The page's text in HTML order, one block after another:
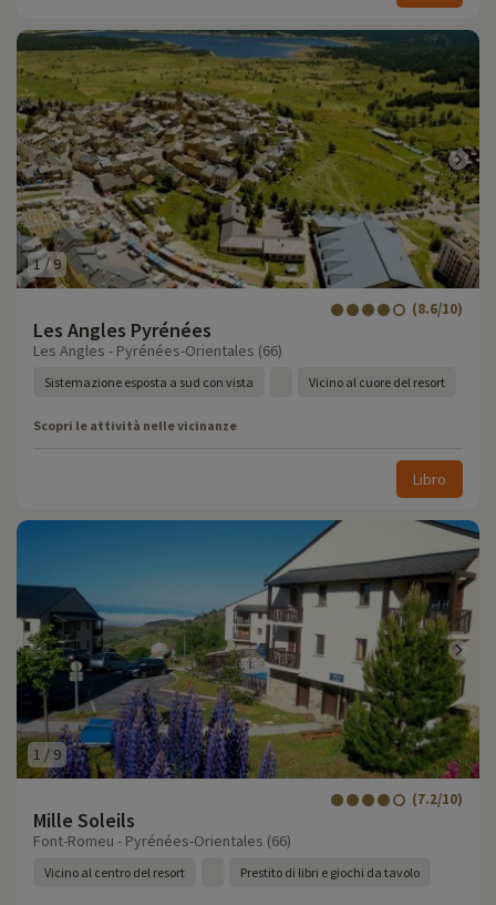
1/9
Les Angles Pyrénées
(8.6/10)
Les Angles - Pyrénées-Orientales (66)
Sistemazione esposta a sud con vista Vicino al cuore del resort
Scopri le attività nelle vicinanze
Libro
1 / 9
Mille Soleils
(7.2/10)
Font-Romeu - Pyrénées-Orientales (66)
Vicino al centro del resort Prestito di libri e giochi da tavolo